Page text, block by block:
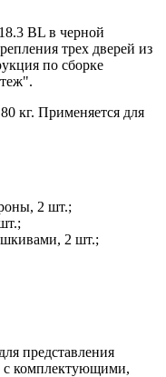
BL в черной
трех дверей из
по сборке
кг. Применяется для
2 шт.;
шкивами, 2 шт.;
представления
с комплектующими,